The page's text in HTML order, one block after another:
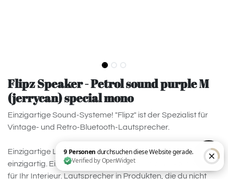
Flipz Speaker - Petrol sound purple M
(jerrycan) special mono
Einzigartige Sound-Systeme! "Flipz" ist der Spezialist für
Vintage- und Retro-Bluetooth-Lautsprecher.
Einzigartige Lautsprecher: Handgefertigt, langlebig und
einzigartig. Ein echter Blickfang mit dem perfekten Klang
für Ihr Interieur. Lautsprecher in Produkten, die du nicht